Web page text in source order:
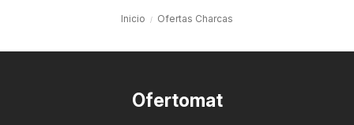
Inicio Ofertas Charcas
Ofertomat